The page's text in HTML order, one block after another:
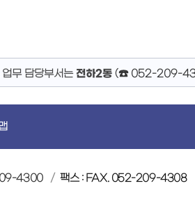
무 담당부서는 전하2동 (☎ 052-209-
4300
팩스 : FAX. 052-209-4308